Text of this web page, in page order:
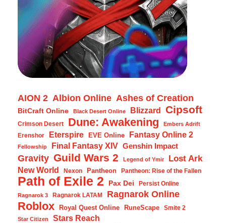
AION 2 Albion Online Ashes of Creation
BitCraft Online Black Desert Online Blizzard Cipsoft
Crimson Desert Dune: Awakening Embers Adrift
Erenshor Eterspire EVE Online Fantasy Online 2
Fellowship Final Fantasy XIV Genshin Impact
Gravity Guild Wars 2 Legend of Ymir Lost Ark
New World Nexon Pantheon Pantheon: Rise of the Fallen
Path of Exile 2 Pax Dei Persist Online
Ragnarok 3 Ragnarok LATAM Ragnarok Online
Roblox Royal Quest Online RuneScape Smite 2
Star Citizen Stars Reach